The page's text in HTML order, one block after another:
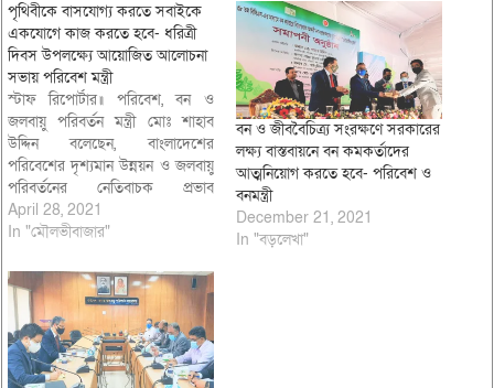
পৃথিবীকে বাসযোগ্য করতে সবাইকে
একযোগে কাজ করতে হবে- ধরিত্রী
দিবস উপলক্ষ্যে আয়োজিত আলোচনা
সভায় পরিবেশ মন্ত্রী
স্টাফ রিপোর্টার॥ পরিবেশ, বন ও
জলবায়ু পরিবর্তন মন্ত্রী মোঃ শাহাব
উদ্দিন বলেছেন, বাংলাদেশের
পরিবেশের দৃশ্যমান উন্নয়ন ও জলবায়ু
পরিবর্তনের নেতিবাচক প্রভাব
মোকাবিলায় সরকার নানামুখী উদ্যোগ
নিয়েছে যা বিশ্ব দরবারের স্বীকৃতি
বর্তমান সরকার নিরলসভাবে কাজ
করছে। বৈশ্বিক উষ্ণতা বৃদ্ধি রোধে
বিশ্ববাসীকে জলবায়ু পরিবর্তন,
অভিযোজন ও গ্রিন হাউস…
April 28, 2021
In "মৌলভীবাজার"
বন ও জীববৈচিত্র্য সংরক্ষণে সরকারের
লক্ষ্য বাস্তবায়নে বন কমকর্তাদের
আত্মনিয়োগ করতে হবে- পরিবেশ ও
বনমন্ত্রী
December 21, 2021
In "বড়লেখা"